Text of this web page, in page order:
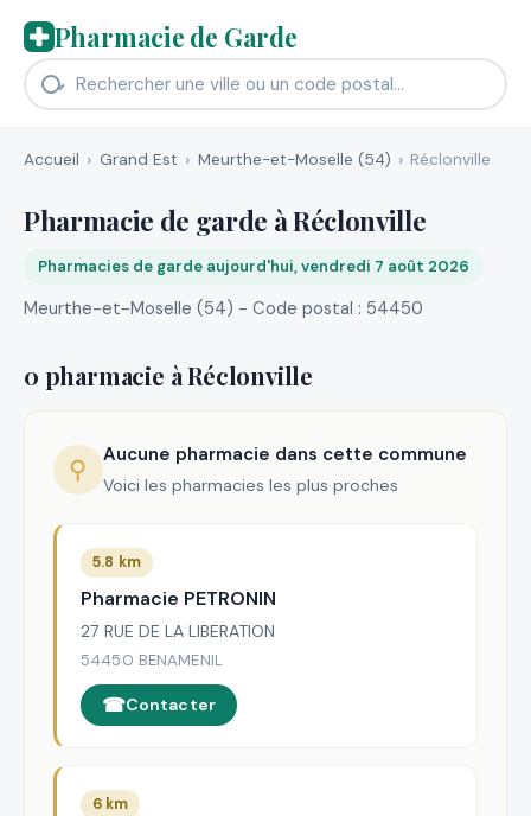
Pharmacie de Garde
Accueil Grand Est Meurthe-et-Moselle (54) Réclonville
Pharmacie de garde à Réclonville
Pharmacies de garde aujourd'hui, vendredi 7 août 2026
Meurthe-et-Moselle (54) - Code postal : 54450
0 pharmacie à Réclonville
⚲ Aucune pharmacie dans cette commune
Voici les pharmacies les plus proches
5.8 km
Pharmacie PETRONIN
27 RUE DE LA LIBERATION
54450 BENAMENIL
Contacter
6 km